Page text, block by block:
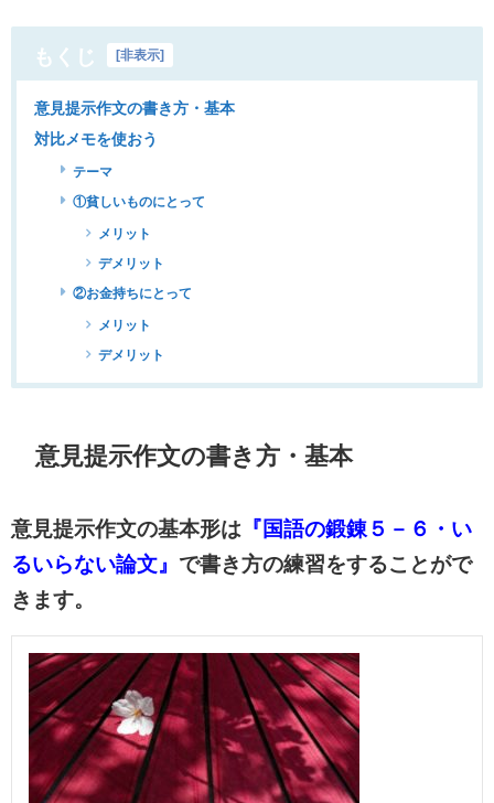
もくじ [非表示]
意見提示作文の書き方・基本
対比メモを使おう
テーマ
①貧しいものにとって
メリット
デメリット
②お金持ちにとって
メリット
デメリット
意見提示作文の書き方・基本
意見提示作文の基本形は 『国語の鍛錬５－６・い
るいらない論文』 で書き方の練習をすることがで
きます。